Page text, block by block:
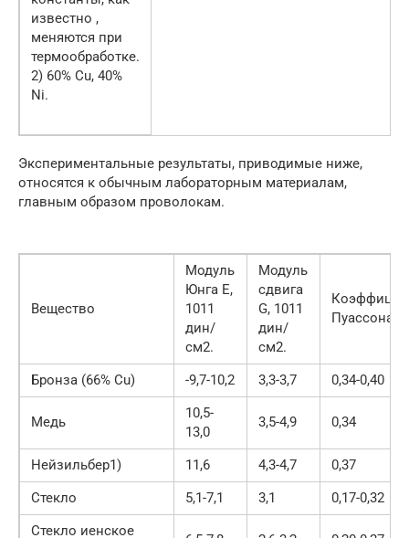
известно ,
меняются при
термообработке.
2) 60% Cu, 40%
Ni.
Экспериментальные результаты, приводимые ниже,
относятся к обычным лабораторным материалам,
главным образом проволокам.
Вещество
Модуль
Юнга E,
1011
дин/
см2.
Модуль
сдвига
G, 1011
дин/
см2.
Пуассона µ
Бронза (66% Cu) -9,7-10,2 3,3-3,7 0,34-0,40
Медь
10,5-
13,0
3,5-4,9 0,34
Нейзильбер1) 11,6 4,3-4,7
0,37
Стекло
5,1-7,1 3,1
0,17-0,32
Стекло иенское